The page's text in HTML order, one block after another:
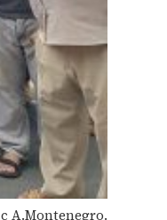
A.Montenegro.